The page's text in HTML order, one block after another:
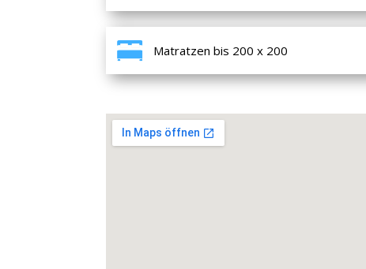
Matratzen bis 200 x 200